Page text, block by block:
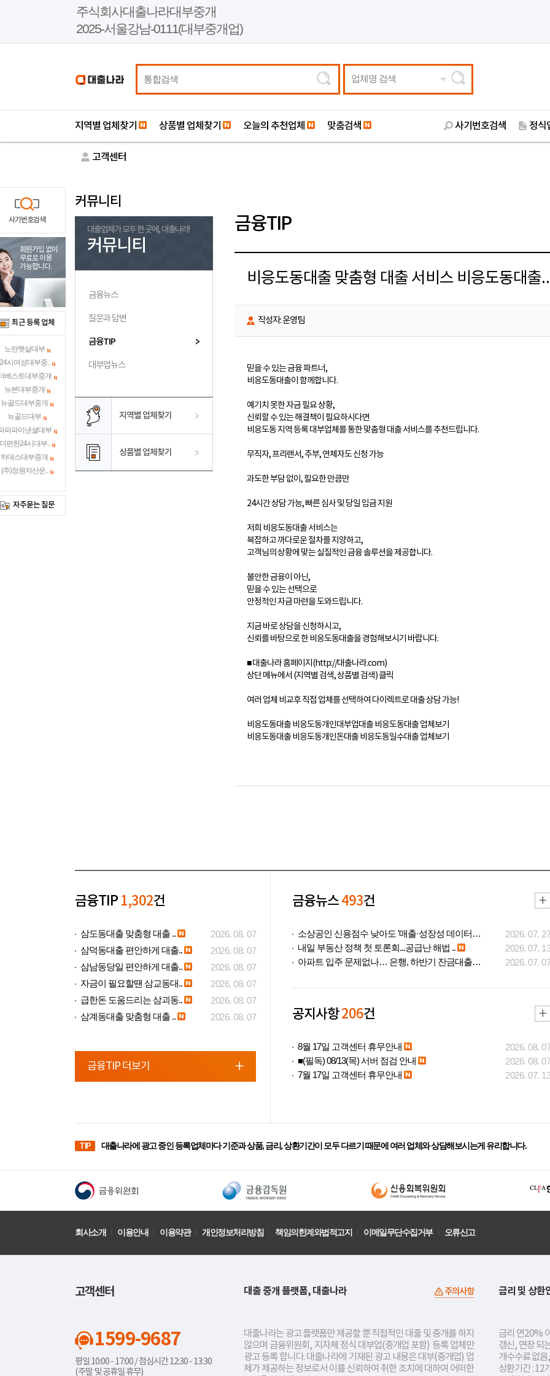
주식회사대출나라대부중개
2025-서울강남-0111(대부중개업)
업체명 검색
지역별 업체찾기 상품별 업체찾기 오늘의 추천업체 맞춤검색 사기번호검색 정식
고객센터
커뮤니티
대출업체가 모두 한 곳에, 대출나라!
커뮤니티
금융뉴스
질문과 답변
금융TIP
대부업뉴스
지역별 업체찾기
상품별 업체찾기
금융TIP
비응도동대출 맞춤형 대
작성자: 운영팀
믿을 수 있는 금융 파트너,
비응도동대출이 함께합니다.
예기치 못한 자금 필요 상황,
신뢰할 수 있는 해결책이 필요하시다면
비응도동 지역 등록 대부업체를 통한 맞춤형 대출 서비스를 추천드립니다.
무직자, 프리랜서, 주부, 연체자도 신청 가능
과도한 부담 없이, 필요한 만큼만
24시간 상담 가능, 빠른 심사 및 당일 입금 지원
저희 비응도동대출 서비스는
복잡하고 까다로운 절차를 지양하고,
고객님의 상황에 맞는 실질적인 금융 솔루션을 제공합니다.
불안한 금융이 아닌,
믿을 수 있는 선택으로
안정적인 자금 마련을 도와드립니다.
지금 바로 상담을 신청하시고,
신뢰를 바탕으로 한 비응도동대출을 경험해보시기 바랍니다.
■ 대출나라 홈페이지(http://대출나라.com)
상단 메뉴에서 (지역별 검색, 상품별 검색) 클릭
여러 업체 비교후 직접 업체를 선택하여 다이렉트로 대출 상담 가능!
비응도동대출 비응도동개인대부업대출 비응도동대출 업체보기
비응도동대출 비응도동개인돈대출 비응도동일수대출 업체보기
사기번호검색
회원가입 없이
무료로 이용
가능합니다.
최근 등록 업체
노란햇살대부
시여성대부중..
베스트대부중개
뉴본대부중개
뉴골드대부중개
뉴골드대부
파파이낸셜대부
편한24시대부..
하데스대부중개
(주)정원자산운..
자주묻는 질문
금융TIP 1,302건
삼도동대출 맞춤형 대출 ..
2026. 08. 07
삼덕동대출 편안하게 대출..
2026. 08. 07
삼남동당일 편안하게 대출..
2026. 08. 07
자금이 필요할땐 삼교동대..
2026. 08. 07
급한돈 도움드리는 삼괴동..
2026. 08. 07
삼계동대출 맞춤형 대출 ..
2026. 08. 07
금융TIP 더보기
금융뉴스493건
소상공인 신용점수 낮아도 '매출·성장성 데이터..
2026. 07. 27
내일 부동산 정책 첫 토론회...공급난 해법 ..
2026. 07. 13
아파트 입주 문제없나… 은행, 하반기 잔금대출..
2026. 07. 07
공지사항206건
8월 17일 고객센터 휴무안내
2026. 08. 07
■(필독) 08/13(목) 서버 점검 안내
2026. 08. 07
7월 17일 고객센터 휴무안내
2026. 07. 13
TIP 대출나라에 광고 중인 등록업체마다 기준과 상품, 금리, 상환기간이 모두 다르기 때문에 여러 업체와 상담해보시는게 유리합니다.
회사소개 이용안내 이용약관 개인정보처리방침 책임의한계와법적고지 이메일무단수집거부 오류신고
고객센터
1599-9687
평일 10:00 - 17:00 / 점심시간 12:30 - 13:30
(주말 및 공휴일 휴무)
대출 중개 플랫폼, 대출나라 주의사항
대출나라는 광고 플랫폼만 제공할 뿐 직접적인 대출 및 중개를 하지
않으며 금융위원회, 지자체 정식 대부업(중개업 포함) 등록 업체만
광고 등록 합니다. 대출나라에 기재된 광고 내용은 대부(중개업) 업
체가 제공하는 정보로서 이를 신뢰하여 취한 조치에 대하여 어떠한
금리 및 상환
금리 연20%
갱신, 연장 되
개수수료 없음
상환기간 : 12